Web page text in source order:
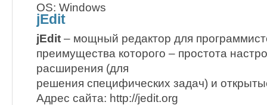
OS: Windows
jEdit
jEdit – мощный редактор для
преимущества которого – простота
расширения (для
решения специфических задач) и
Адрес сайта: http://jedit.org